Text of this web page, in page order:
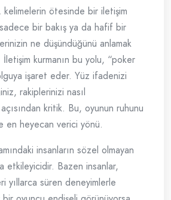
kelimelerin ötesinde bir iletişim
bir bakış ya da hafif bir
ne düşündüğünü anlamak
kurmanın bu yolu, “poker
işaret eder. Yüz ifadenizi
rakiplerinizi nasıl
kritik. Bu, oyunun ruhunu
en heyecan verici yönü.
insanların sözel olmayan
etkileyicidir. Bazen insanlar,
yıllarca süren deneyimlerle